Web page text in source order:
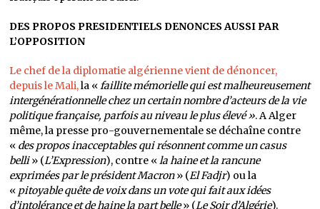
DES PROPOS PRESIDENTIELS DENONCES AUSSI PAR
L’OPPOSITION
Le chef de la diplomatie algérienne vient de dénoncer,
depuis le Mali,la «faillite mémorielle qui est malheureusement
intergénérationnelle chez un certain nombre d’acteurs de la vie
politique française, parfois au niveau le plus élevé ». A Alger
même, la presse pro-gouvernementale se déchaîne contre
« des propos inacceptables qui résonnent comme un casus
belli» (L’Expression), contre «la haine et la rancune
exprimées par le président Macron» (El Fadjr) ou la
« pitoyable quête de voix dans un vote qui fait aux idées
d’intolérance et de haine la part belle» (Le Soir d’Algérie).